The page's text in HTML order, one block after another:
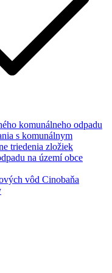
komunálneho odpadu
s komunálnym
triedenia zložiek
na území obce
vôd Cinobaňa